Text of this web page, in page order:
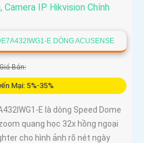
E DÒNG ACUSENSE
Bán:
Mại: 5%-35%
E là dòng Speed Dome
quang học 32x hồng ngoại
cho hình ảnh rõ nét ngày